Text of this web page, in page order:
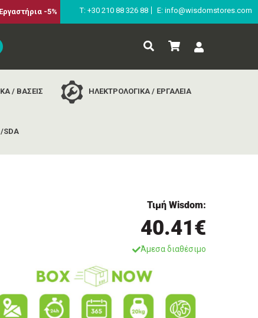
-5% Τ: +30 210 88 326 88 E: info@wisdomstores.com
/ ΒΑΣΕΙΣ ΗΛΕΚΤΡΟΛΟΓΙΚΑ / ΕΡΓΑΛΕΙΑ
SDA
Τιμή Wisdom:
40.41€
Άμεσα διαθέσιμο